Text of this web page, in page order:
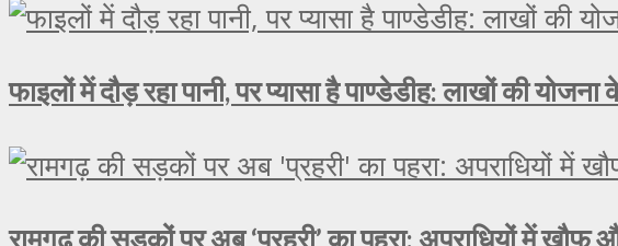
फाइलों में दौड़ रहा पानी, पर प्यासा है पाण्डेडीह: लाखों की
रामगढ़ की सड़कों पर अब ‘प्रहरी’ का पहरा: अपराधियों में